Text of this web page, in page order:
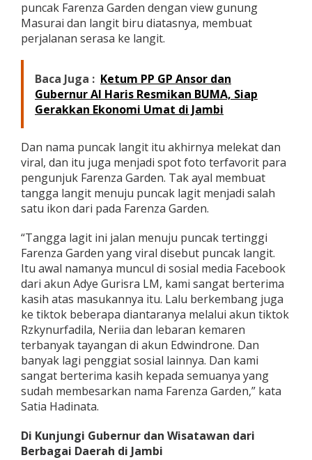
puncak Farenza Garden dengan view gunung
Masurai dan langit biru diatasnya, membuat
perjalanan serasa ke langit.
Baca Juga : Ketum PP GP Ansor dan
Gubernur Al Haris Resmikan BUMA, Siap
Gerakkan Ekonomi Umat di Jambi
Dan nama puncak langit itu akhirnya melekat dan
viral, dan itu juga menjadi spot foto terfavorit para
pengunjuk Farenza Garden. Tak ayal membuat
tangga langit menuju puncak lagit menjadi salah
satu ikon dari pada Farenza Garden.
“Tangga lagit ini jalan menuju puncak tertinggi
Farenza Garden yang viral disebut puncak langit.
Itu awal namanya muncul di sosial media Facebook
dari akun Adye Gurisra LM, kami sangat berterima
kasih atas masukannya itu. Lalu berkembang juga
ke tiktok beberapa diantaranya melalui akun tiktok
Rzkynurfadila, Neriia dan lebaran kemaren
terbanyak tayangan di akun Edwindrone. Dan
banyak lagi penggiat sosial lainnya. Dan kami
sangat berterima kasih kepada semuanya yang
sudah membesarkan nama Farenza Garden,” kata
Satia Hadinata.
Di Kunjungi Gubernur dan Wisatawan dari
Berbagai Daerah di Jambi